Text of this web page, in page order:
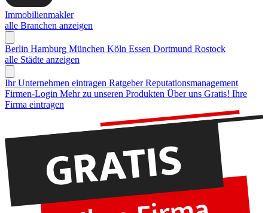
Immobilienmakler
alle Branchen anzeigen
Berlin Hamburg München Köln Essen Dortmund Rostock
alle Städte anzeigen
Ihr Unternehmen eintragen Ratgeber Reputationsmanagement
Firmen-Login Mehr zu unseren Produkten Über uns Gratis! Ihre
Firma eintragen